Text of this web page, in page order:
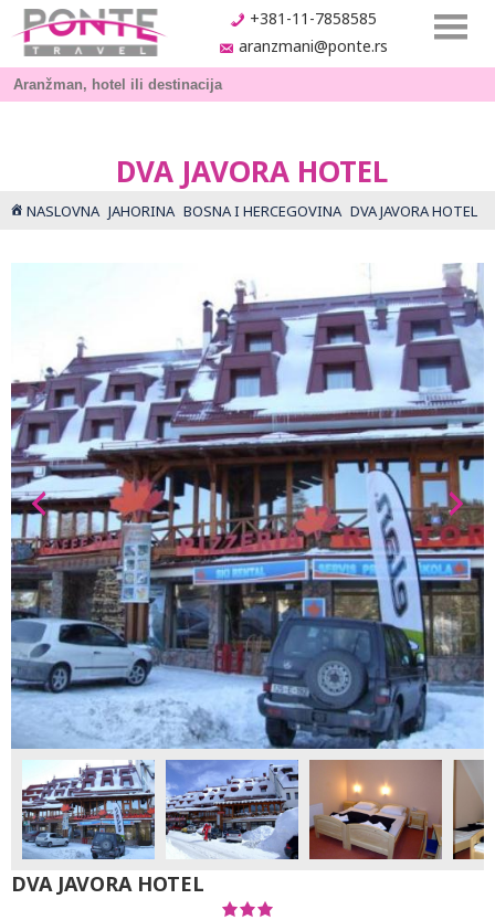
+381-11-7858585
aranzmani@ponte.rs
DVA JAVORA HOTEL
NASLOVNA JAHORINA BOSNA I HERCEGOVINA DVA JAVORA HOTEL
DVA JAVORA HOTEL